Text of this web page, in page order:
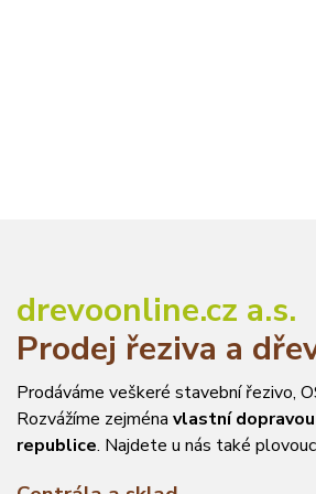
drevoonline.cz a.s.
Prodej řeziva a
Prodáváme veškeré stavební řezivo,
Rozvážíme zejména vlastní
republice. Najdete u nás také